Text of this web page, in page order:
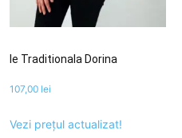
Ie Traditionala Dorina
107,00 lei
Vezi prețul actualizat!